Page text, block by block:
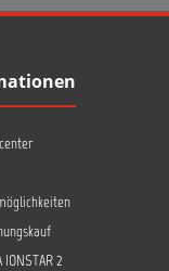
IONSTAR 2